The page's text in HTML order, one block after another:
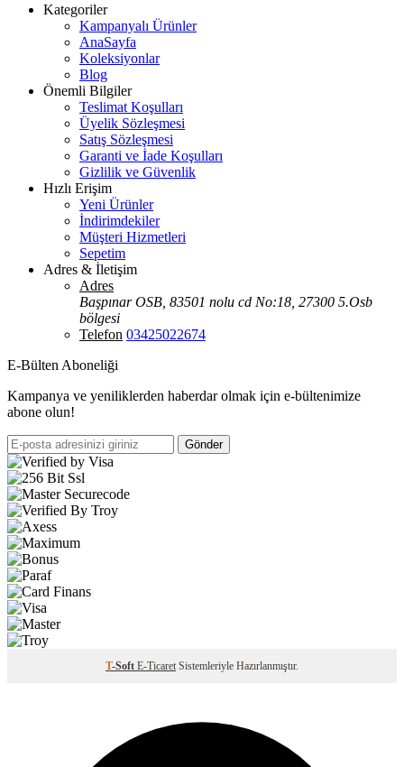
Kategoriler
Kampanyalı Ürünler
AnaSayfa
Koleksiyonlar
Blog
Önemli Bilgiler
Teslimat Koşulları
Üyelik Sözleşmesi
Satış Sözleşmesi
Garanti ve İade Koşulları
Gizlilik ve Güvenlik
Hızlı Erişim
Yeni Ürünler
İndirimdekiler
Müşteri Hizmetleri
Sepetim
Adres & İletişim
Adres
Başpınar OSB, 83501 nolu cd No:18, 27300 5.Osb
bölgesi
Telefon 03425022674
E-Bülten Aboneliği
Kampanya ve yeniliklerden haberdar olmak için e-bültenimize
abone olun!
Gönder
T-Soft E-Ticaret Sistemleriyle Hazırlanmıştır.